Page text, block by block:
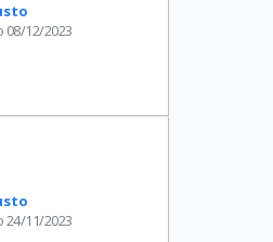
12/2023
11/2023